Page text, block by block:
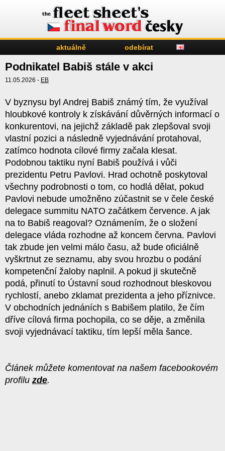
aktuálně odebírat
Podnikatel Babiš stále v akci
11.05.2026 - EB
V byznysu byl Andrej Babiš známý tím, že využíval
hloubkové kontroly k získávání důvěrných informací o
konkurentovi, na jejichž základě pak zlepšoval svoji
vlastní pozici a následně vyjednávání protahoval,
zatímco hodnota cílové firmy začala klesat.
Podobnou taktiku nyní Babiš používá i vůči
prezidentu Petru Pavlovi. Hrad ochotně poskytoval
všechny podrobnosti o tom, co hodlá dělat, pokud
Pavlovi nebude umožněno zúčastnit se v čele české
delegace summitu NATO začátkem července. A jak
na to Babiš reagoval? Oznámením, že o složení
delegace vláda rozhodne až koncem června. Pavlovi
tak zbude jen velmi málo času, až bude oficiálně
vyškrtnut ze seznamu, aby svou hrozbu o podání
kompetenční žaloby naplnil. A pokud ji skutečně
podá, přinutí to Ústavní soud rozhodnout bleskovou
rychlostí, anebo zklamat prezidenta a jeho příznivce.
V obchodních jednáních s Babišem platilo, že čím
dříve cílová firma pochopila, co se děje, a změnila
svoji vyjednávací taktiku, tím lepší měla šance.
Článek můžete komentovat na našem facebookovém
profilu zde.